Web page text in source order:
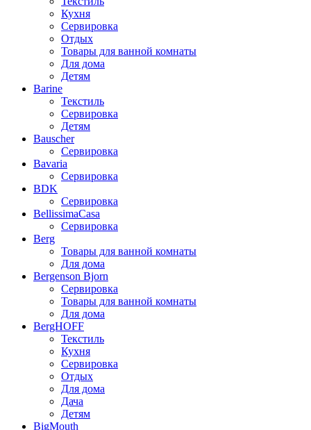
Кухня
Сервировка
Отдых
Товары для ванной комнаты
Для дома
Детям
Barine
Текстиль
Сервировка
Детям
Bauscher
Сервировка
Bavaria
Сервировка
BDK
Сервировка
BellissimaCasa
Сервировка
Berg
Товары для ванной комнаты
Для дома
Bergenson Bjorn
Сервировка
Товары для ванной комнаты
Для дома
BergHOFF
Текстиль
Кухня
Сервировка
Отдых
Для дома
Дача
Детям
BigMouth